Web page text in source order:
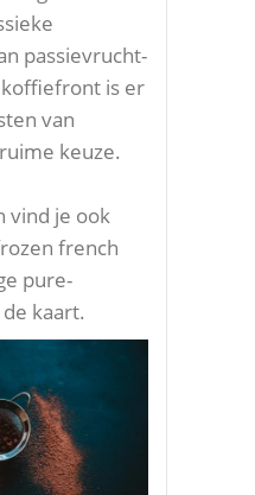
passievrucht-
is er
van
keuze.
vind je ook
french
pure-
kaart.